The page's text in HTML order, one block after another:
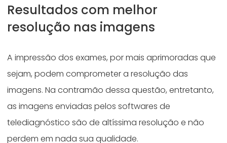
Resultados com melhor
resolução nas imagens
A impressão dos exames, por mais aprimoradas que
sejam, podem comprometer a resolução das
imagens. Na contramão dessa questão, entretanto,
as imagens enviadas pelos softwares de
telediagnóstico são de altíssima resolução e não
perdem em nada sua qualidade.